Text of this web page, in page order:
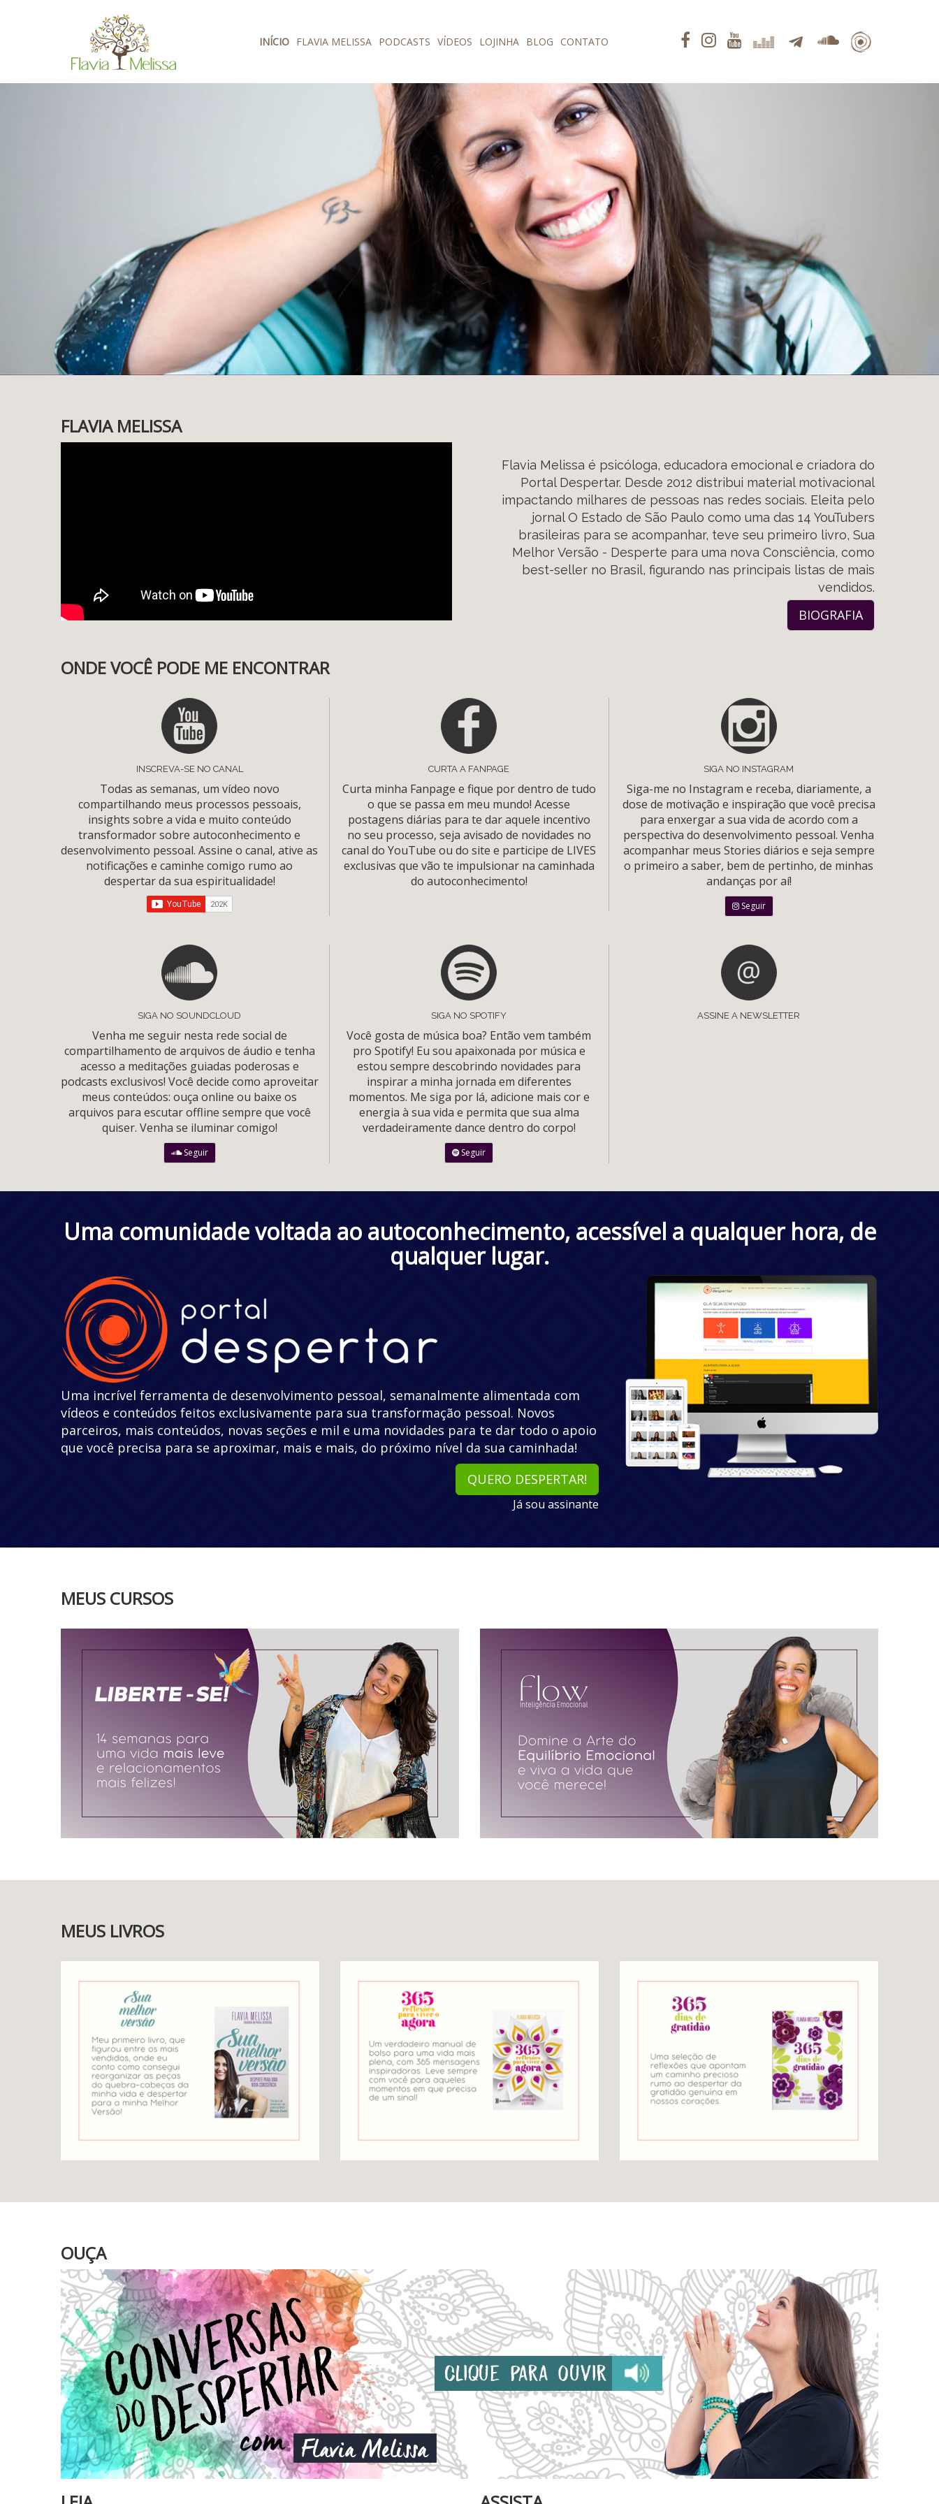
Pular para o conteúdo
INÍCIO FLAVIA MELISSA PODCASTS VÍDEOS LOJINHA BLOG CONTATO
FLAVIA MELISSA
Flavia Melissa é psicóloga, educadora emocional e criadora do
Portal Despertar. Desde 2012 distribui material motivacional
impactando milhares de pessoas nas redes sociais. Eleita pelo
jornal O Estado de São Paulo como uma das 14 YouTubers
brasileiras para se acompanhar, teve seu primeiro livro, Sua
Melhor Versão - Desperte para uma nova Consciência, como
best-seller no Brasil, figurando nas principais listas de mais
vendidos.
BIOGRAFIA
ONDE VOCÊ PODE ME ENCONTRAR
INSCREVA-SE NO CANAL
Todas as semanas, um vídeo novo
compartilhando meus processos pessoais,
insights sobre a vida e muito conteúdo
transformador sobre autoconhecimento e
desenvolvimento pessoal. Assine o canal, ative as
notificações e caminhe comigo rumo ao
despertar da sua espiritualidade!
CURTA A FANPAGE
Curta minha Fanpage e fique por dentro de tudo
o que se passa em meu mundo! Acesse
postagens diárias para te dar aquele incentivo
no seu processo, seja avisado de novidades no
canal do YouTube ou do site e participe de LIVES
exclusivas que vão te impulsionar na caminhada
do autoconhecimento!
SIGA NO INSTAGRAM
Siga-me no Instagram e receba, diariamente, a
dose de motivação e inspiração que você precisa
para enxergar a sua vida de acordo com a
perspectiva do desenvolvimento pessoal. Venha
acompanhar meus Stories diários e seja sempre
o primeiro a saber, bem de pertinho, de minhas
andanças por aí!
Seguir
SIGA NO SOUNDCLOUD
Venha me seguir nesta rede social de
compartilhamento de arquivos de áudio e tenha
acesso a meditações guiadas poderosas e
podcasts exclusivos! Você decide como aproveitar
meus conteúdos: ouça online ou baixe os
arquivos para escutar offline sempre que você
quiser. Venha se iluminar comigo!
Seguir
SIGA NO SPOTIFY
Você gosta de música boa? Então vem também
pro Spotify! Eu sou apaixonada por música e
estou sempre descobrindo novidades para
inspirar a minha jornada em diferentes
momentos. Me siga por lá, adicione mais cor e
energia à sua vida e permita que sua alma
verdadeiramente dance dentro do corpo!
Seguir
ASSINE A NEWSLETTER
Uma comunidade voltada ao autoconhecimento, acessível a qualquer hora, de
qualquer lugar.
Uma incrível ferramenta de desenvolvimento pessoal, semanalmente alimentada com
vídeos e conteúdos feitos exclusivamente para sua transformação pessoal. Novos
parceiros, mais conteúdos, novas seções e mil e uma novidades para te dar todo o apoio
que você precisa para se aproximar, mais e mais, do próximo nível da sua caminhada!
QUERO DESPERTAR!
Já sou assinante
MEUS CURSOS
MEUS LIVROS
OUÇA